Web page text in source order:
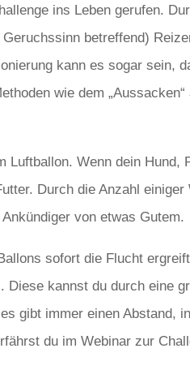
ins Leben gerufen.
betreffend)
kann es sogar sein,
wie dem
Wenn dein Hund,
Durch die Anzahl
von etwas Gutem.
sofort die Flucht
kannst du durch eine
gibt immer einen Abstand,
du im Webinar zur